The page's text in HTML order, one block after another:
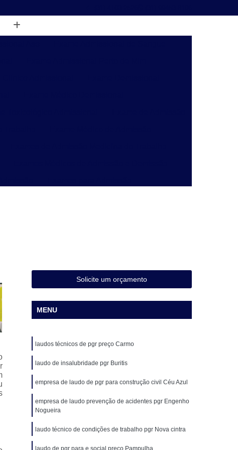
Civil
Laudo de Segurança do Trabalho
Laudo Engenheiro de Segurança do Trabalho
Laudo Técnico Pericial Segurança do Trabalho
do Trabalho para o Esocial
Trabalho
Laudos Medicina do Trabalho
Laudos Técnicos de Segurança do Trabalho
Clínica de Medicina do Trabalho
Trabalho
Medicina de Trabalho
Solicite um orçamento
MENU
laudos técnicos de pgr preço Carmo
laudo de insalubridade pgr Buritis
empresa de laudo de pgr para construção civil Céu Azul
empresa de laudo prevenção de acidentes pgr Engenho
Nogueira
laudo técnico de condições de trabalho pgr Nova cintra
laudo de pgr para e social preço Pampulha